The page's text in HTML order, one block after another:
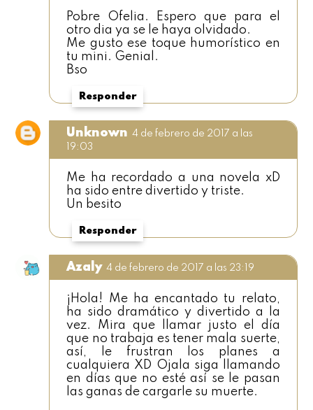
Pobre Ofelia. Espero que para el
otro dia ya se le haya olvidado.
Me gusto ese toque humorístico en
tu mini. Genial.
Bso
Responder
Unknown 4 de febrero de 2017 a las
19:03
Me ha recordado a una novela xD
ha sido entre divertido y triste.
Un besito
Responder
Azaly 4 de febrero de 2017 a las 23:19
¡Hola! Me ha encantado tu relato,
ha sido dramático y divertido a la
vez. Mira que llamar justo el día
que no trabaja es tener mala suerte,
así, le frustran los planes a
cualquiera XD Ojala siga llamando
en días que no esté así se le pasan
las ganas de cargarle su muerte.